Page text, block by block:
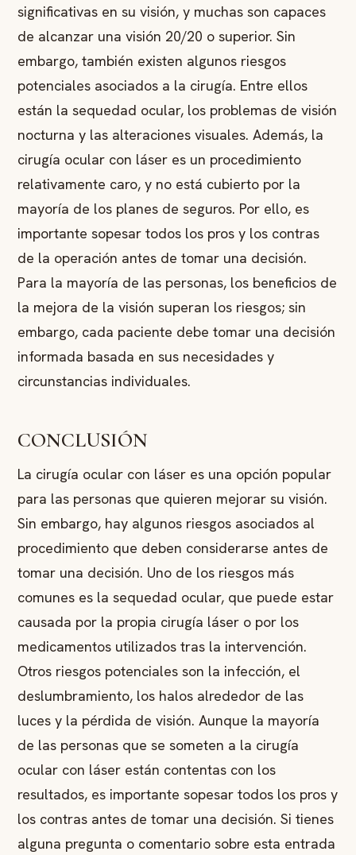
significativas en su visión, y muchas son capaces
de alcanzar una visión 20/20 o superior. Sin
embargo, también existen algunos riesgos
potenciales asociados a la cirugía. Entre ellos
están la sequedad ocular, los problemas de visión
nocturna y las alteraciones visuales. Además, la
cirugía ocular con láser es un procedimiento
relativamente caro, y no está cubierto por la
mayoría de los planes de seguros. Por ello, es
importante sopesar todos los pros y los contras
de la operación antes de tomar una decisión.
Para la mayoría de las personas, los beneficios de
la mejora de la visión superan los riesgos; sin
embargo, cada paciente debe tomar una decisión
informada basada en sus necesidades y
circunstancias individuales.
CONCLUSIÓN
La cirugía ocular con láser es una opción popular
para las personas que quieren mejorar su visión.
Sin embargo, hay algunos riesgos asociados al
procedimiento que deben considerarse antes de
tomar una decisión. Uno de los riesgos más
comunes es la sequedad ocular, que puede estar
causada por la propia cirugía láser o por los
medicamentos utilizados tras la intervención.
Otros riesgos potenciales son la infección, el
deslumbramiento, los halos alrededor de las
luces y la pérdida de visión. Aunque la mayoría
de las personas que se someten a la cirugía
ocular con láser están contentas con los
resultados, es importante sopesar todos los pros y
los contras antes de tomar una decisión. Si tienes
alguna pregunta o comentario sobre esta entrada